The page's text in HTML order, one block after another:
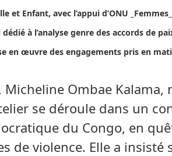
et Enfant, avec l’appui d’ONU
à l’analyse genre des accords de
en œuvre des engagements pris en
Micheline Ombae Kalama,
se déroule dans un
du Congo, en
de violence. Elle a insisté